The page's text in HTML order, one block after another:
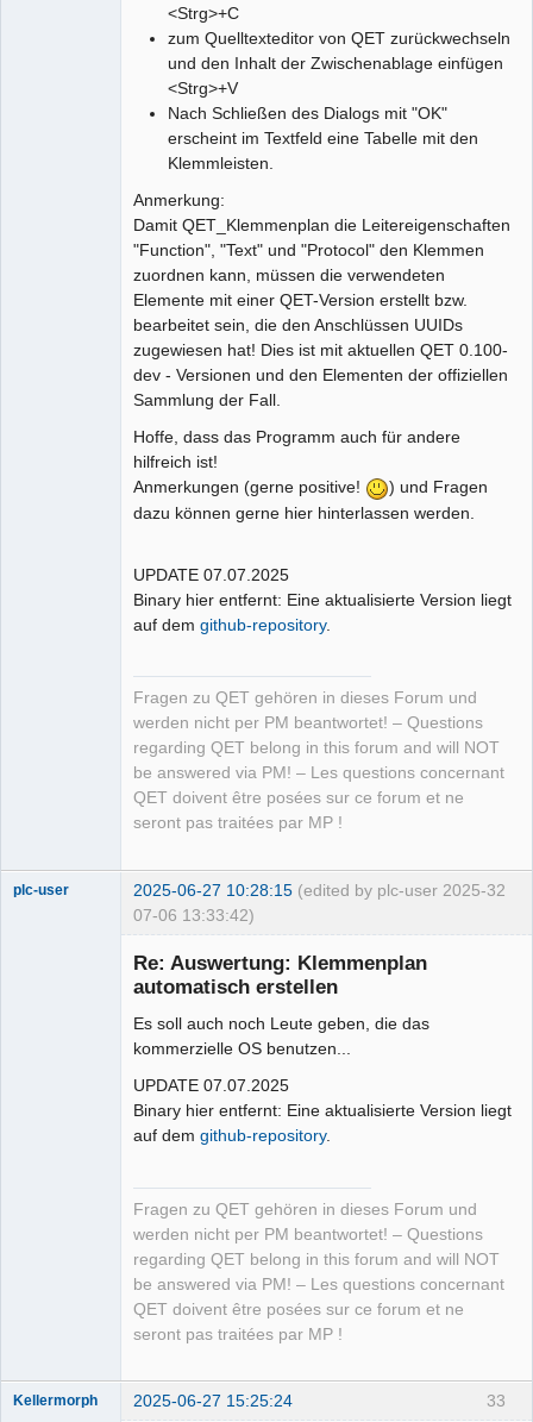
<Strg>+C
zum Quelltexteditor von QET zurückwechseln
und den Inhalt der Zwischenablage einfügen
<Strg>+V
Nach Schließen des Dialogs mit "OK"
erscheint im Textfeld eine Tabelle mit den
Klemmleisten.
Anmerkung:
Damit QET_Klemmenplan die Leitereigenschaften
"Function", "Text" und "Protocol" den Klemmen
zuordnen kann, müssen die verwendeten
Elemente mit einer QET-Version erstellt bzw.
bearbeitet sein, die den Anschlüssen UUIDs
zugewiesen hat! Dies ist mit aktuellen QET 0.100-
dev - Versionen und den Elementen der offiziellen
Sammlung der Fall.
Hoffe, dass das Programm auch für andere
hilfreich ist!
Anmerkungen (gerne positive!
) und Fragen
dazu können gerne hier hinterlassen werden.
UPDATE 07.07.2025
Binary hier entfernt: Eine aktualisierte Version liegt
auf dem github-repository.
Fragen zu QET gehören in dieses Forum und
werden nicht per PM beantwortet! – Questions
regarding QET belong in this forum and will NOT
be answered via PM! – Les questions concernant
QET doivent être posées sur ce forum et ne
seront pas traitées par MP !
32
plc-user 2025-06-27 10:28:15 (edited by plc-user 2025-
07-06 13:33:42)
Re: Auswertung: Klemmenplan
automatisch erstellen
Es soll auch noch Leute geben, die das
kommerzielle OS benutzen...
UPDATE 07.07.2025
Binary hier entfernt: Eine aktualisierte Version liegt
auf dem github-repository.
Fragen zu QET gehören in dieses Forum und
werden nicht per PM beantwortet! – Questions
regarding QET belong in this forum and will NOT
be answered via PM! – Les questions concernant
QET doivent être posées sur ce forum et ne
seront pas traitées par MP !
33
Kellermorph 2025-06-27 15:25:24